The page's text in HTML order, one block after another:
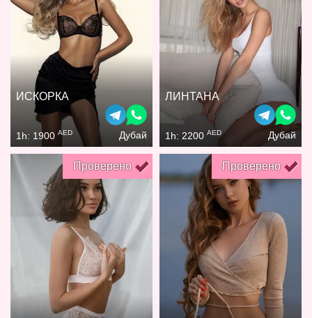
ИСКОРКА
1h: 1900 AED Дубай
ЛИНТАНА
1h: 2200 AED Дубай
Проверено Проверено